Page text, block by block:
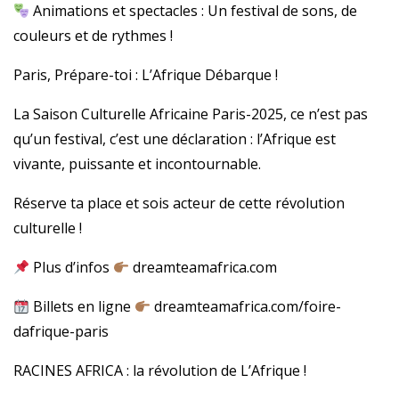
Animations et spectacles : Un festival de sons, de
couleurs et de rythmes !
Paris, Prépare-toi : L’Afrique Débarque !
La Saison Culturelle Africaine Paris-2025, ce n’est pas
qu’un festival, c’est une déclaration : l’Afrique est
vivante, puissante et incontournable.
Réserve ta place et sois acteur de cette révolution
culturelle !
Plus d’infos
dreamteamafrica.com
Billets en ligne
dreamteamafrica.com/foire-
dafrique-paris
RACINES AFRICA : la révolution de L’Afrique !